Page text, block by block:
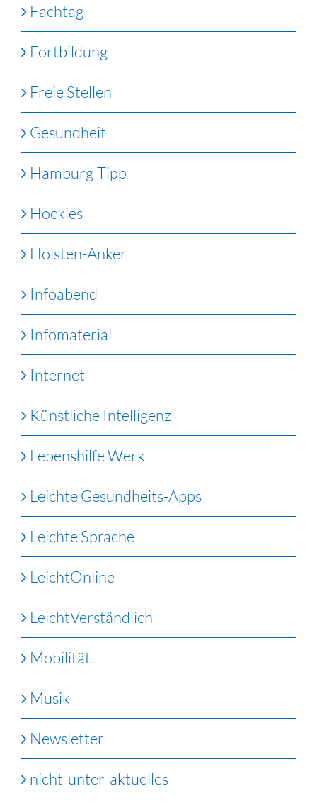
Fachtag
Fortbildung
Freie Stellen
Gesundheit
Hamburg-Tipp
Hockies
Holsten-Anker
Infoabend
Infomaterial
Internet
Künstliche Intelligenz
Lebenshilfe Werk
Leichte Gesundheits-Apps
Leichte Sprache
LeichtOnline
LeichtVerständlich
Mobilität
Musik
Newsletter
nicht-unter-aktuelles